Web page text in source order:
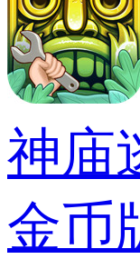
神庙
金币